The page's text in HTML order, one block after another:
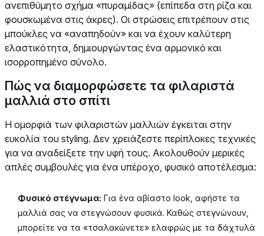
ανεπιθύμητο σχήμα «πυραμίδας» (επίπεδα στη ρίζα και
φουσκωμένα στις άκρες). Οι στρώσεις επιτρέπουν στις
μπούκλες να «αναπηδούν» και να έχουν καλύτερη
ελαστικότητα, δημιουργώντας ένα αρμονικό και
ισορροπημένο σύνολο.
Πώς να διαμορφώσετε τα φιλαριστά
μαλλιά στο σπίτι
Η ομορφιά των φιλαριστών μαλλιών έγκειται στην
ευκολία του styling. Δεν χρειάζεστε περίπλοκες τεχνικές
για να αναδείξετε την υφή τους. Ακολουθούν μερικές
απλές συμβουλές για ένα υπέροχο, φυσικό αποτέλεσμα:
Φυσικό στέγνωμα: Για ένα αβίαστο look, αφήστε τα
μαλλιά σας να στεγνώσουν φυσικά. Καθώς στεγνώνουν,
μπορείτε να τα «τσαλακώνετε» ελαφρώς με τα δάχτυλά